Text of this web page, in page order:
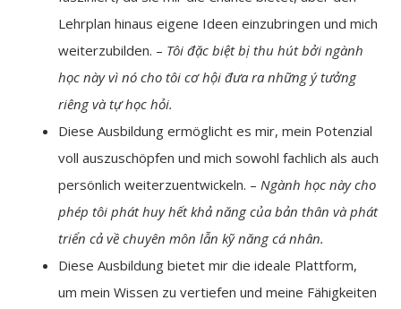
Lehrplan hinaus eigene Ideen einzubringen und mich
weiterzubilden. – Tôi đặc biệt bị thu hút bởi ngành
học này vì nó cho tôi cơ hội đưa ra những ý tưởng
riêng và tự học hỏi.
Diese Ausbildung ermöglicht es mir, mein Potenzial
voll auszuschöpfen und mich sowohl fachlich als auch
persönlich weiterzuentwickeln. – Ngành học này cho
phép tôi phát huy hết khả năng của bản thân và phát
triển cả về chuyên môn lẫn kỹ năng cá nhân.
Diese Ausbildung bietet mir die ideale Plattform,
um mein Wissen zu vertiefen und meine Fähigkeiten